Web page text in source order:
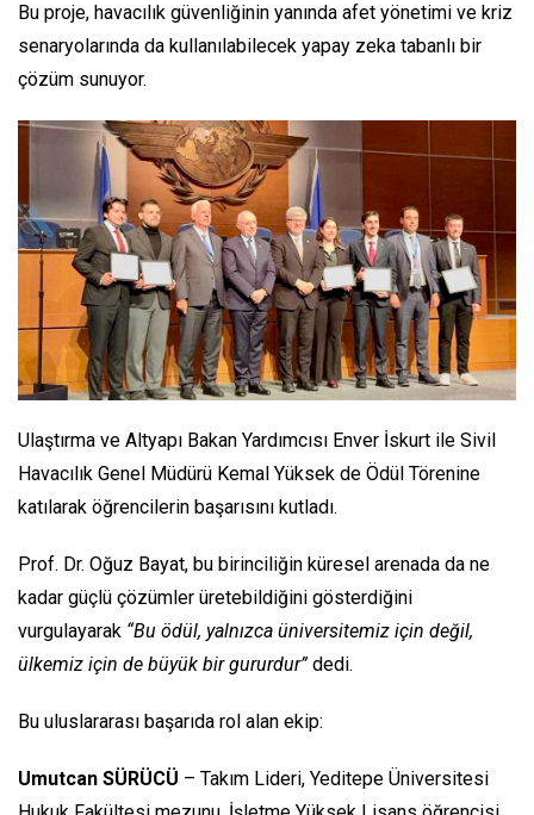
Bu proje, havacılık güvenliğinin yanında afet yönetimi ve kriz
senaryolarında da kullanılabilecek yapay zeka tabanlı bir
çözüm sunuyor.
Ulaştırma ve Altyapı Bakan Yardımcısı Enver İskurt ile Sivil
Havacılık Genel Müdürü Kemal Yüksek de Ödül Törenine
katılarak öğrencilerin başarısını kutladı.
Prof. Dr. Oğuz Bayat, bu birinciliğin küresel arenada da ne
kadar güçlü çözümler üretebildiğini gösterdiğini
vurgulayarak “Bu ödül, yalnızca üniversitemiz için değil,
ülkemiz için de büyük bir gururdur”dedi.
Bu uluslararası başarıda rol alan ekip:
Umutcan SÜRÜCÜ – Takım Lideri, Yeditepe Üniversitesi